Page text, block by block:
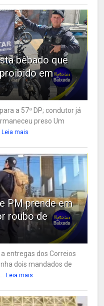
bêbado que
em
a 57ª DP; condutor já
preso Um
Leia mais
PM prende em
roubo de
entregas dos Correios
dois mandados de
Leia mais